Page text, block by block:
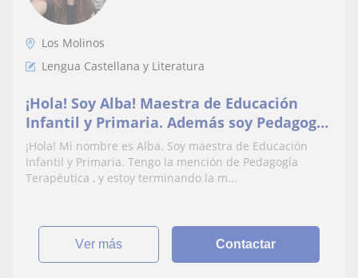
Los Molinos
Lengua Castellana y Literatura
¡Hola! Soy Alba! Maestra de Educación
Infantil y Primaria. Además soy Pedagoga
Terapéutica. Puedo dar clase de cualquier
asignatura , desde Primaria hasta la ESO
¡Hola! Mi nombre es Alba. Soy maestra de Educación
Infantil y Primaria. Tengo la mención de Pedagogía
Terapéutica , y estoy terminando la m...
ver más Contactar